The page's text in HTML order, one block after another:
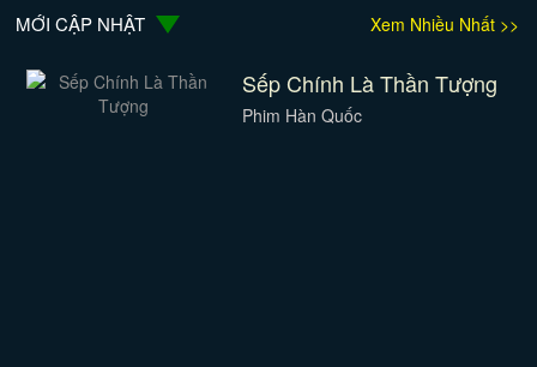
MỚI CẬP NHẬT Xem Nhiều Nhất >>
Sếp Chính Là Thần Tượng
Phim Hàn Quốc